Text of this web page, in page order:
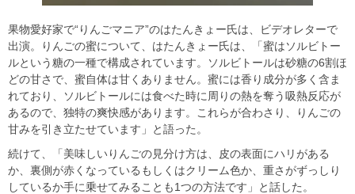
果物愛好家で“りんごマニア”のはたんきょー氏は、ビデオレターで
出演。りんごの蜜について、はたんきょー氏は、「蜜はソルビトー
ルという糖の一種で構成されています。ソルビトールは砂糖の6割ほ
どの甘さで、蜜自体は甘くありません。蜜には香り成分が多く含ま
れており、ソルビトールには食べた時に周りの熱を奪う吸熱反応が
あるので、独特の爽快感があります。これらが合わさり、りんごの
甘みを引き立たせています」と語った。
続けて、「美味しいりんごの見分け方は、皮の表面にハリがある
か、裏側が赤くなっているもしくはクリーム色か、重さがずっしり
しているか手に乗せてみることも1つの方法です」と話した。